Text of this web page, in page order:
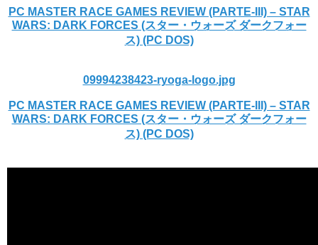
PC MASTER RACE GAMES REVIEW (PARTE-III) – STAR
WARS: DARK FORCES (スター・ウォーズ ダークフォー
ス) (PC DOS)
09994238423-ryoga-logo.jpg
PC MASTER RACE GAMES REVIEW (PARTE-III) – STAR
WARS: DARK FORCES (スター・ウォーズ ダークフォー
ス) (PC DOS)